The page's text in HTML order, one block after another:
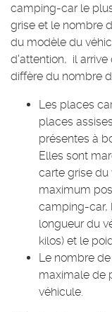
camping-car le
grise et le nombre
du modèle du
d'attention, il arrive
diffère du nombre
Les places
places
présentes à
Elles sont
carte grise du
maximum
camping-car,
longueur du
kilos) et le
Le nombre
maximale de
véhicule.